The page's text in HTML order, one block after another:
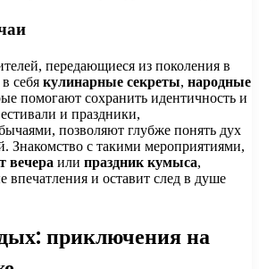
передающиеся из поколения в
себя кулинарные секреты, народные
помогают сохранить идентичность и
и праздники,
позволяют глубже понять дух
Знакомство с такими мероприятиями,
вечера или праздник кумыса,
впечатления и оставит след в душе
приключения на